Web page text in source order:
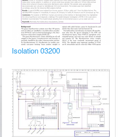
Isolation 03200